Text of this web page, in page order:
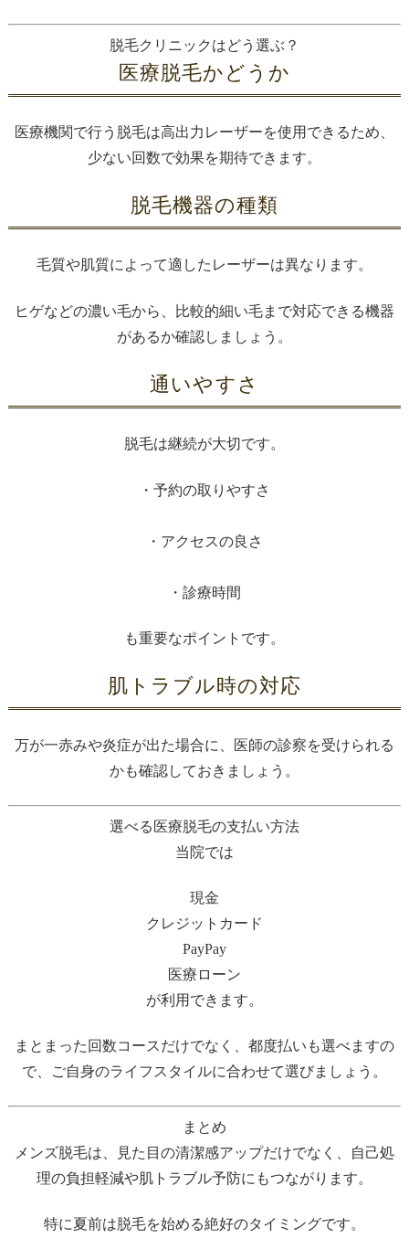
脱毛クリニックはどう選ぶ？
医療脱毛かどうか
医療機関で行う脱毛は高出力レーザーを使用できるため、
少ない回数で効果を期待できます。
脱毛機器の種類
毛質や肌質によって適したレーザーは異なります。
ヒゲなどの濃い毛から、比較的細い毛まで対応できる機器
があるか確認しましょう。
通いやすさ
脱毛は継続が大切です。
・予約の取りやすさ
・アクセスの良さ
・診療時間
も重要なポイントです。
肌トラブル時の対応
万が一赤みや炎症が出た場合に、医師の診察を受けられる
かも確認しておきましょう。
選べる医療脱毛の支払い方法
当院では
現金
クレジットカード
PayPay
医療ローン
が利用できます。
まとまった回数コースだけでなく、都度払いも選べますの
で、ご自身のライフスタイルに合わせて選びましょう。
まとめ
メンズ脱毛は、見た目の清潔感アップだけでなく、自己処
理の負担軽減や肌トラブル予防にもつながります。
特に夏前は脱毛を始める絶好のタイミングです。